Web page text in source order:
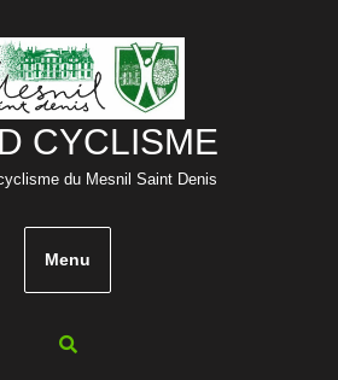
CYCLISME
du Mesnil Saint Denis
Menu